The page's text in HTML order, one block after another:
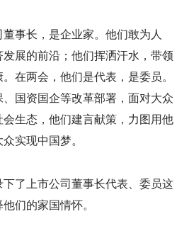
事长，是企业家。他们敢为人
展的前沿；他们挥洒汗水，带领
在两会，他们是代表，是委员。
国资国企等改革部署，面对大众
生态，他们建言献策，力图用他
实现中国梦。
了上市公司董事长代表、委员这
们的家国情怀。